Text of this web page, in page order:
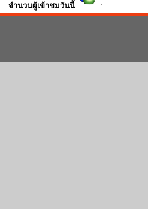
จำนวนผู้เข้าชมวันนี้ :